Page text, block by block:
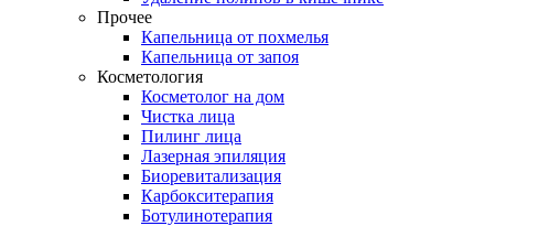
Прочее
Капельница от похмелья
Капельница от запоя
Косметология
Косметолог на дом
Чистка лица
Пилинг лица
Лазерная эпиляция
Биоревитализация
Карбокситерапия
Ботулинотерапия